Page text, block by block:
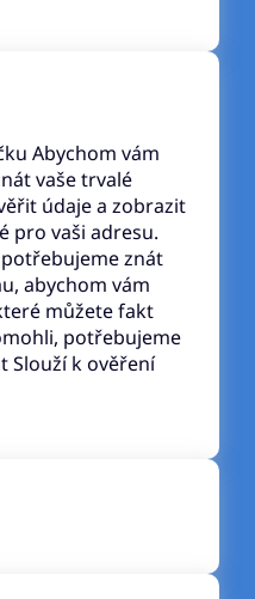
Abychom vám
vaše trvalé
údaje a zobrazit
pro vaši adresu.
znát
abychom vám
můžete fakt
potřebujeme
Slouží k ověření